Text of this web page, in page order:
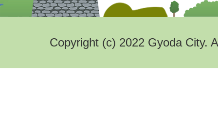
Copyright (c) 2022 Gyoda City.